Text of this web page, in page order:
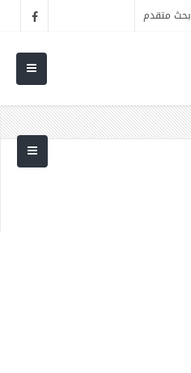
بحث متقدم